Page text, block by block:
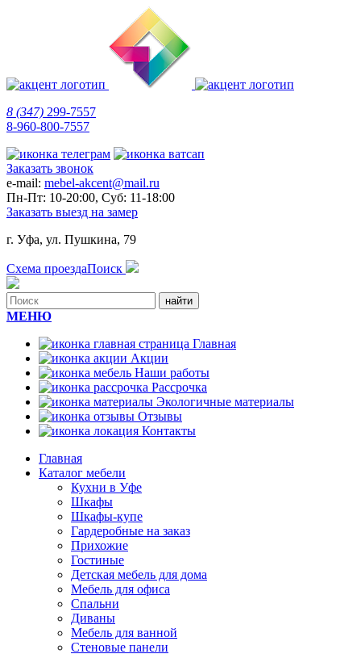
8 (347) 299-7557
8-960-800-7557
Заказать звонок
e-mail: mebel-akcent@mail.ru
Пн-Пт: 10-20:00, Суб: 11-18:00
Заказать выезд на замер
г. Уфа, ул. Пушкина, 79
Схема проездаПоиск
МЕНЮ
Главная
Акции
Наши работы
Рассрочка
Экологичные материалы
Отзывы
Контакты
Главная
Каталог мебели
Кухни в Уфе
Шкафы
Шкафы-купе
Гардеробные на заказ
Прихожие
Гостиные
Детская мебель для дома
Мебель для офиса
Спальни
Диваны
Мебель для ванной
Стеновые панели